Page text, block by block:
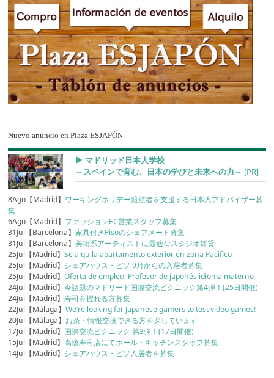
Nuevo anuncio en Plaza ESJAPÓN
▶︎ マドリッド日本人学校
～スペインで育む、日本の学びと未来への力～ [PR]
8Ago【Madrid】 ワーキングホリデー渡航者を支援する日本人アドバイザー募
集
6Ago【Madrid】 ファッションEC営業スタッフ募集
31Jul【Barcelona】家具付きPisoのシェアメート募集
31Jul【Barcelona】美術系アーティストに最適なスタジオ賃貸
25Jul【Madrid】Se alquila apartamento exterior en zona Pacifico
25Jul【Madrid】 シェアハウス・ピソ 9月からの入居者募集
25Jul【Madrid】Oferta de empleo: Profesor de japonés idioma materno
24Jul【Madrid】今話題のマドリード国際交流ピクニック第4弾！(25日開催)
24Jul【Madrid】寿司を握れる方募集
22Jul【Málaga】We’re looking for Japanese gamers to test video games!
20Jul【Málaga】 お茶・情報交換できる方を探しています
17Jul【Madrid】 国際交流ピクニック 第3弾！(17日開催)
15Jul【Madrid】高級寿司店にてホール・キッチンスタッフ募集
14Jul【Madrid】 シェアハウス・ピソ入居者を募集